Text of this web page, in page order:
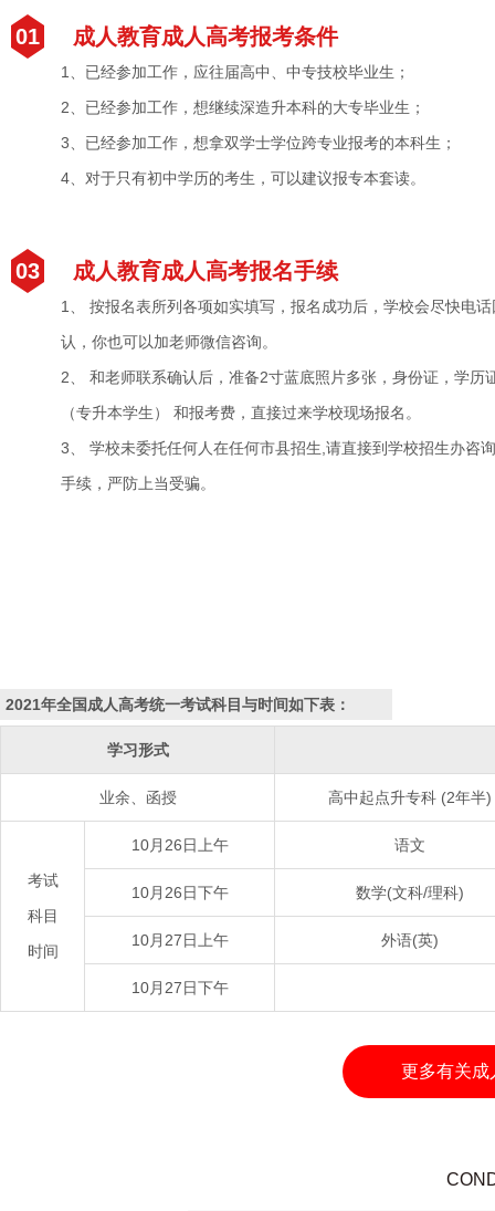
01 成人教育成人高考报考条件
1、已经参加工作，应往届高中、中专技校毕业生；
2、已经参加工作，想继续深造升本科的大专毕业生；
3、已经参加工作，想拿双学士学位跨专业报考的本科生；
4、对于只有初中学历的考生，可以建议报专本套读。
03 成人教育成人高考报名手续
1、 按报名表所列各项如实填写，报名成功后，学校会尽快电
认，你也可以加老师微信咨询。
2、 和老师联系确认后，准备2寸蓝底照片多张，身份证，学历
（专升本学生） 和报考费，直接过来学校现场报名。
3、 学校未委托任何人在任何市县招生,请直接到学校招生办咨
手续，严防上当受骗。
2021年全国成人高考统一考试科目与时间如下表：
学习形式
业余、函授 高中起点升专科 (2年半)
考试
科目
时间
10月26日上午 语文
10月26日下午 数学(文科/理科)
10月27日上午 外语(英)
10月27日下午
更多有关成